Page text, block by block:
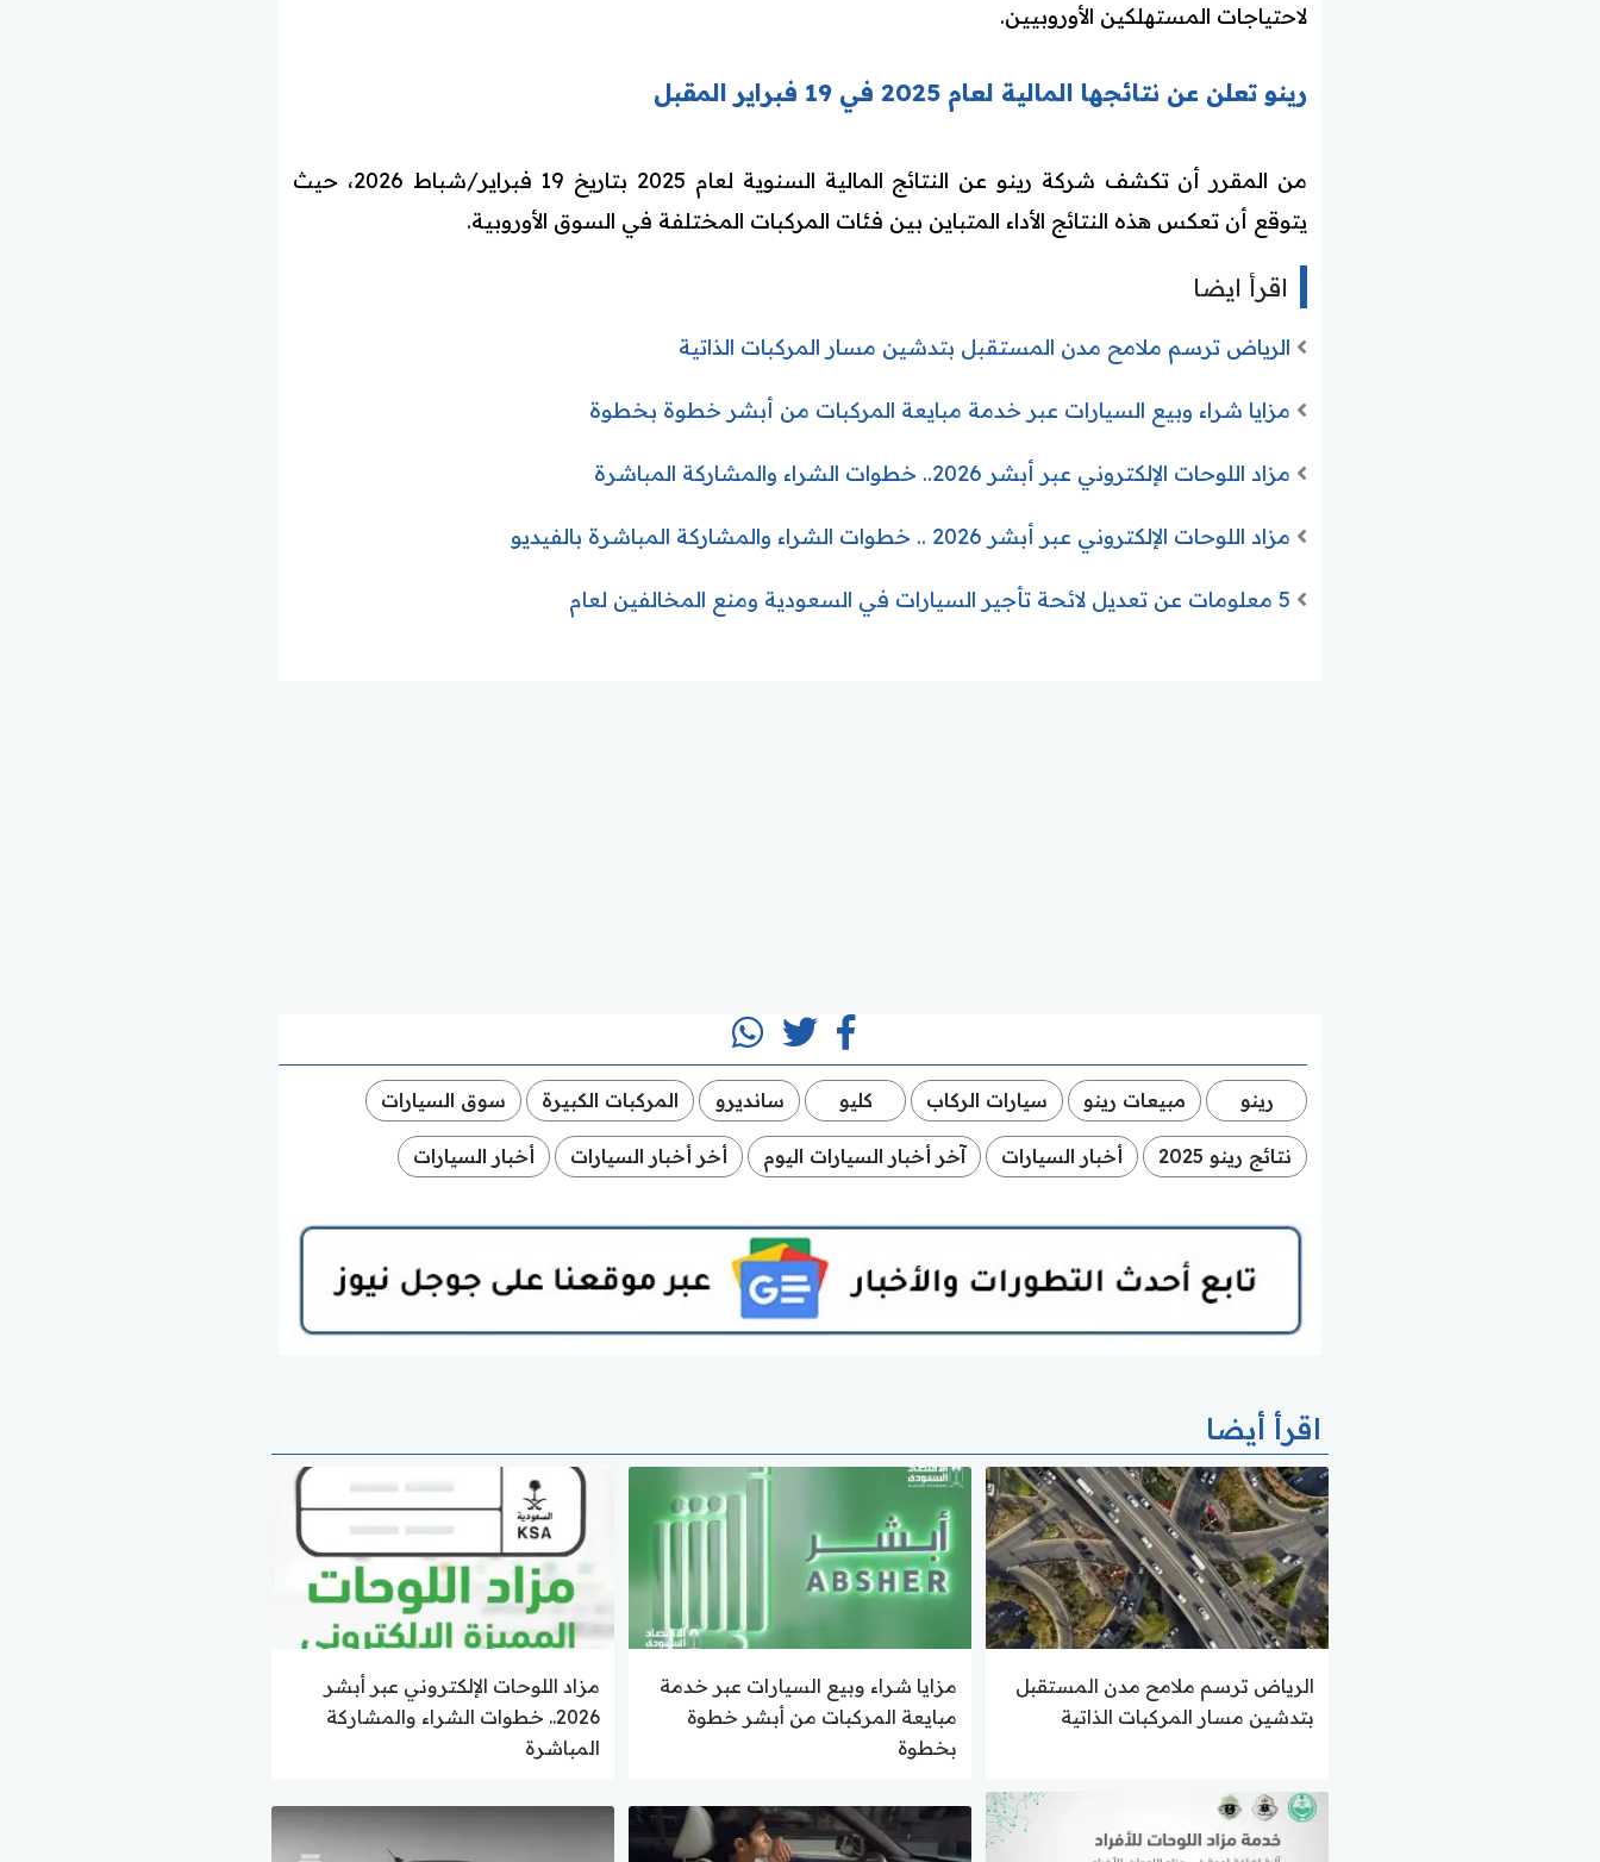
لاحتياجات المستهلكين الأوروبيين.
رينو تعلن عن نتائجها المالية لعام 2025 في 19 فبراير المقبل
من المقرر أن تكشف شركة رينو عن النتائج المالية السنوية لعام 2025 بتاريخ 19 فبراير/شباط 2026، حيث
يتوقع أن تعكس هذه النتائج الأداء المتباين بين فئات المركبات المختلفة في السوق الأوروبية.
اقرأ ايضا
الرياض ترسم ملامح مدن المستقبل بتدشين مسار المركبات الذاتية
مزايا شراء وبيع السيارات عبر خدمة مبايعة المركبات من أبشر خطوة بخطوة
مزاد اللوحات الإلكتروني عبر أبشر 2026.. خطوات الشراء والمشاركة المباشرة
مزاد اللوحات الإلكتروني عبر أبشر 2026 .. خطوات الشراء والمشاركة المباشرة بالفيديو
رينو مبيعات رينو سيارات الركاب كليو سانديرو المركبات الكبيرة سوق السيارات
نتائج رينو 2025 أخبار السيارات آخر أخبار السيارات اليوم أخر أخبار السيارات أخبار السيارات
اقرأ أيضا
الرياض ترسم ملامح مدن المستقبل
بتدشين مسار المركبات الذاتية
مزايا شراء وبيع السيارات عبر خدمة
مبايعة المركبات من أبشر خطوة
بخطوة
مزاد اللوحات الإلكتروني عبر أبشر
2026.. خطوات الشراء والمشاركة
المباشرة